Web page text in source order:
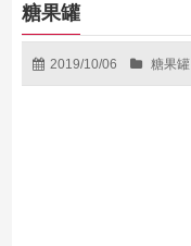
糖果罐
2019/10/06 糖果罐